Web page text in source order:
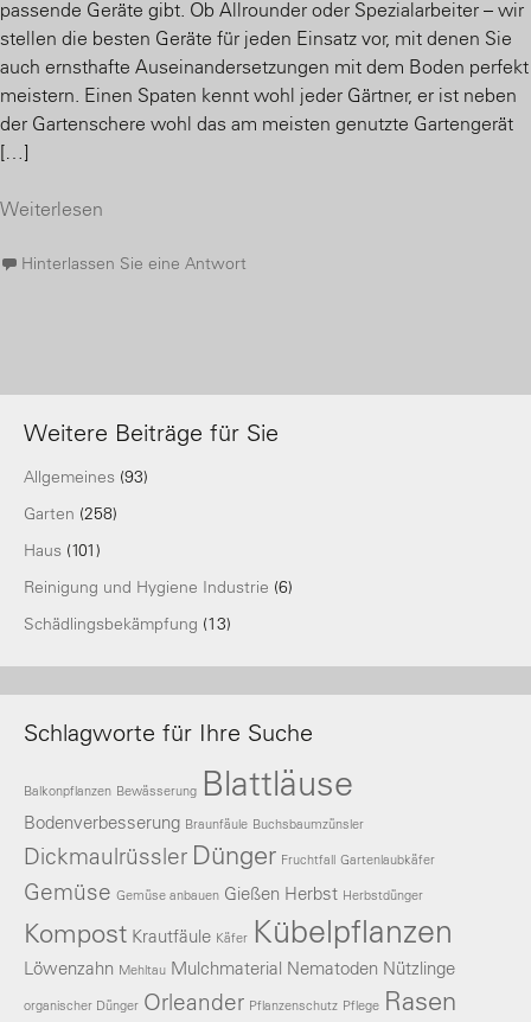
passende Geräte gibt. Ob Allrounder oder Spezialarbeiter – wir
stellen die besten Geräte für jeden Einsatz vor, mit denen Sie
auch ernsthafte Auseinandersetzungen mit dem Boden perfekt
meistern. Einen Spaten kennt wohl jeder Gärtner, er ist neben
der Gartenschere wohl das am meisten genutzte Gartengerät
[…]
Weiterlesen
Hinterlassen Sie eine Antwort
Weitere Beiträge für Sie
Allgemeines (93)
Garten (258)
Haus (101)
Reinigung und Hygiene Industrie (6)
Schädlingsbekämpfung (13)
Schlagworte für Ihre Suche
Balkonpflanzen Bewässerung Blattläuse
Bodenverbesserung Braunfäule Buchsbaumzünsler
Dickmaulrüssler Dünger Fruchtfall Gartenlaubkäfer
Gemüse Gemüse anbauen Gießen Herbst Herbstdünger
Kompost Krautfäule Käfer Kübelpflanzen
Löwenzahn Mehltau Mulchmaterial Nematoden Nützlinge
organischer Dünger Orleander Pflanzenschutz Pflege Rasen